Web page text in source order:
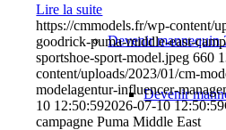
Devenir mannequin
Devenir
Lire la suite
https://cmmodels.fr/wp-content/
goodrick-puma-middle-east-
sportshoe-sport-model.jpeg 660
content/uploads/2023/01/cm-
modelagentur-influencer-
10 12:50:592026-07-10 12:50:59
campagne Puma Middle East